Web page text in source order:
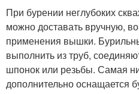
При бурении неглубоких
можно доставать вручную,
применения вышки.
выполнить из труб,
шпонок или резьбы. Самая
дополнительно оснащается